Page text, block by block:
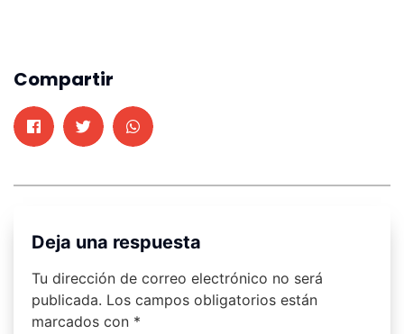
Compartir
Deja una respuesta
Tu dirección de correo electrónico no será
publicada. Los campos obligatorios están
marcados con *